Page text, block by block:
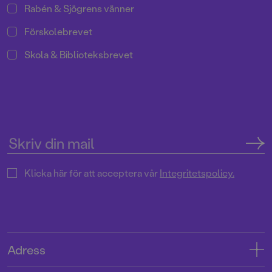
Rabén & Sjögrens vänner
Förskolebrevet
Skola & Biblioteksbrevet
Klicka här för att acceptera vårIntegritetspolicy.
Adress